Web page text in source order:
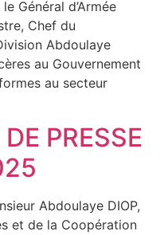
Général d’Armée
Chef du
Abdoulaye
au Gouvernement
au secteur
PRESSE
Abdoulaye DIOP,
et de la Coopération